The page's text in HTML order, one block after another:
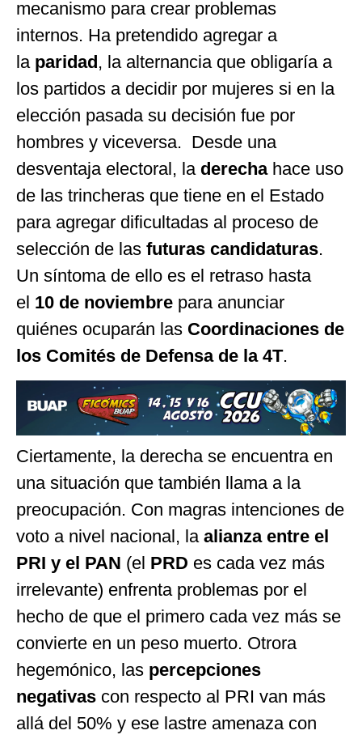
mecanismo para crear problemas
internos. Ha pretendido agregar a
la paridad, la alternancia que obligaría a
los partidos a decidir por mujeres si en la
elección pasada su decisión fue por
hombres y viceversa. Desde una
desventaja electoral, la derecha hace uso
de las trincheras que tiene en el Estado
para agregar dificultadas al proceso de
selección de las futuras candidaturas.
Un síntoma de ello es el retraso hasta
el 10 de noviembre para anunciar
quiénes ocuparán las Coordinaciones de
los Comités de Defensa de la 4T.
Ciertamente, la derecha se encuentra en
una situación que también llama a la
preocupación. Con magras intenciones de
voto a nivel nacional, la alianza entre el
PRI y el PAN (el PRD es cada vez más
irrelevante) enfrenta problemas por el
hecho de que el primero cada vez más se
convierte en un peso muerto. Otrora
hegemónico, las percepciones
negativas con respecto al PRI van más
allá del 50% y ese lastre amenaza con